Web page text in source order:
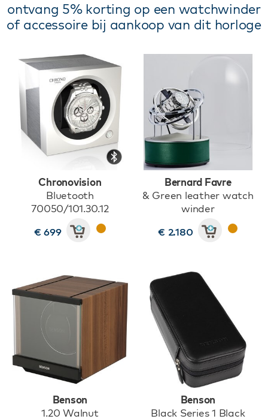
ontvang 5% korting op een watchwinder
of accessoire bij aankoop van dit horloge
Chronovision
Bluetooth
70050/101.30.12
€ 699
Bernard Favre
& Green leather watch
winder
€ 2.180
Benson
1.20 Walnut
Benson
Black Series 1 Black